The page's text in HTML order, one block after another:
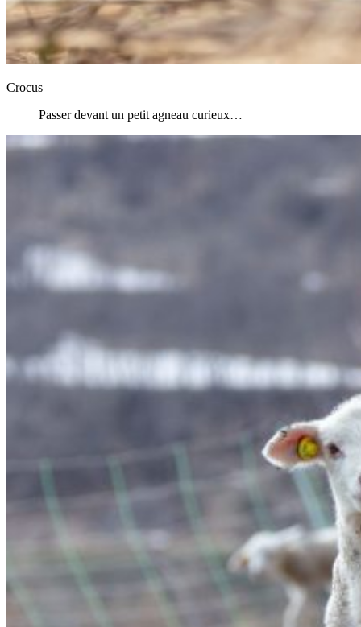
Crocus
Passer devant un petit agneau curieux…